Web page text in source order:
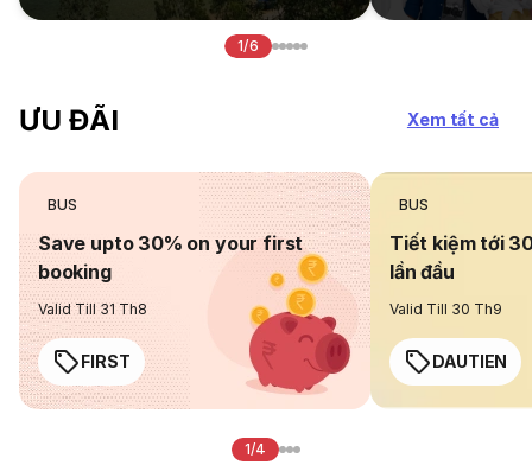
1/6
ƯU ĐÃI Xem tất cả
BUS
Save upto 30% on your first
booking
Valid Till 31 Th8
FIRST
BUS
Tiết kiệm tới
lần đầu
Valid Till 30 Th9
DAUTIEN
1/4